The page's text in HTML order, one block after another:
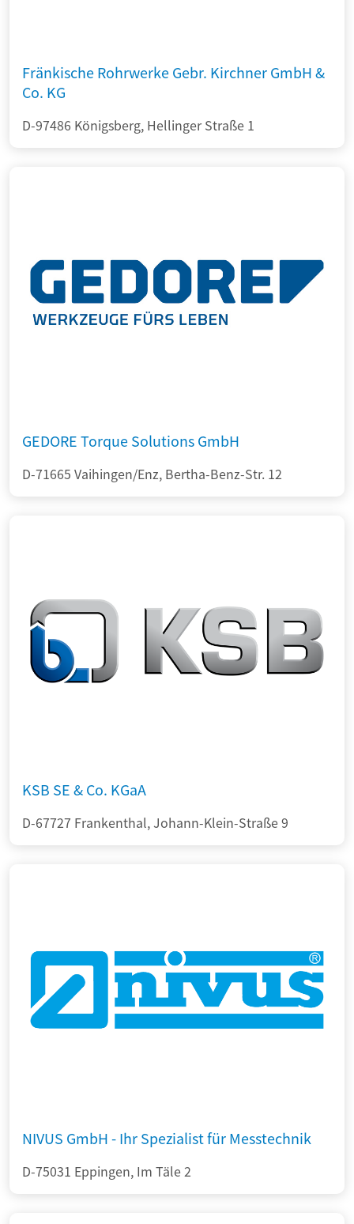
Fränkische Rohrwerke Gebr. Kirchner GmbH &
Co. KG
D-97486 Königsberg, Hellinger Straße 1
GEDORE Torque Solutions GmbH
D-71665 Vaihingen/Enz, Bertha-Benz-Str. 12
KSB SE & Co. KGaA
D-67727 Frankenthal, Johann-Klein-Straße 9
NIVUS GmbH - Ihr Spezialist für Messtechnik
D-75031 Eppingen, Im Täle 2